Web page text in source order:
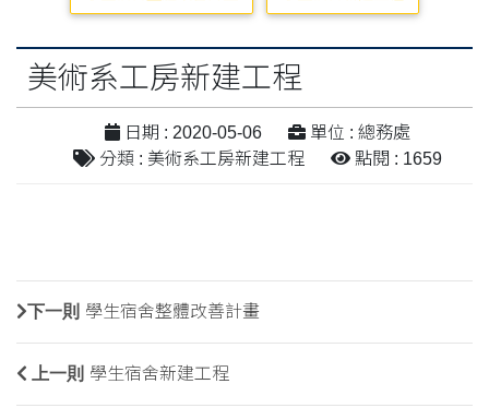
美術系工房新建工程
日期 : 2020-05-06
單位 : 總務處
分類 : 美術系工房新建工程
點閱 : 1659
下一則 學生宿舍整體改善計畫
上一則 學生宿舍新建工程